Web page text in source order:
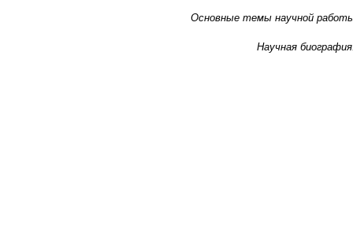
Основные темы научной
Научная